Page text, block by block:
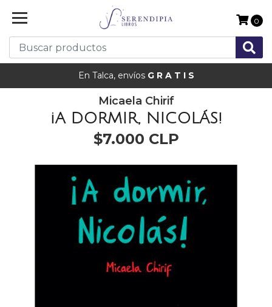
En Talca, envíos G R A T I S
0
Micaela Chirif
¡A DORMIR, NICOLÁS!
$7.000 CLP